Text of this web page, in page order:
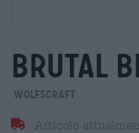
brutal
Wolfscraft
Articolo